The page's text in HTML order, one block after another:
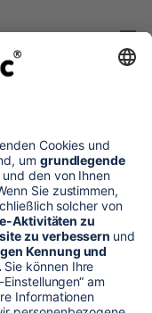
und Versandkosten